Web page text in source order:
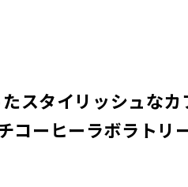
スタイリッシュなカ
コーヒーラボラトリ